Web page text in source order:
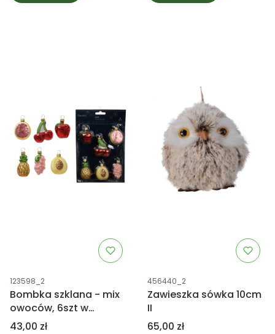
Kod produktu
123598_2
Bombka szklana - mix
owoców, 6szt w
zestawie
Cena
43,00 zł
Kod produktu
456440_2
Zawieszka sówka 10cm
II
Cena
65,00 zł